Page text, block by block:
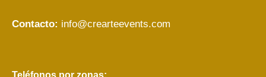
Contacto: info@crearteevents.com
Teléfonos por zonas: